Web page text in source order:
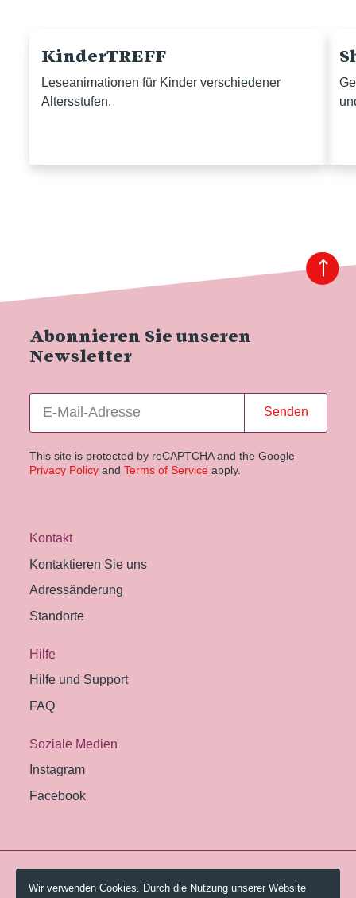
KinderTREFF
Leseanimationen für Kinder verschiedener
Altersstufen.
Abonnieren Sie unseren
Newsletter
Senden
This site is protected by reCAPTCHA and the Google
Privacy Policyand Terms of Service apply.
Kontakt
Kontaktieren Sie uns
Adressänderung
Standorte
Hilfe
Hilfe und Support
FAQ
Soziale Medien
Instagram
Facebook
© 2026 Pestalozzi-Bibliothek Zürich.
Wir verwenden Cookies. Durch die Nutzung unserer Website